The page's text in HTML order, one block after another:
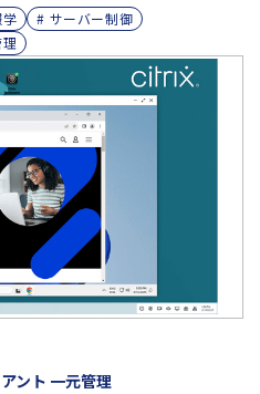
# サーバー制御
ント 一元管理